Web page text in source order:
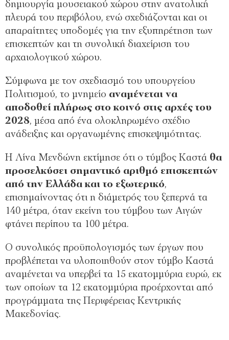
δημιουργία μουσειακού χώρου στην ανατολική
πλευρά του περιβόλου, ενώ σχεδιάζονται και οι
απαραίτητες υποδομές για την εξυπηρέτηση των
επισκεπτών και τη συνολική διαχείριση του
αρχαιολογικού χώρου.
Σύμφωνα με τον σχεδιασμό του υπουργείου
Πολιτισμού, το μνημείο αναμένεται να
αποδοθεί πλήρως στο κοινό στις αρχές του
2028, μέσα από ένα ολοκληρωμένο σχέδιο
ανάδειξης και οργανωμένης επισκεψιμότητας.
Η Λίνα Μενδώνη εκτίμησε ότι ο τύμβος Καστά θα
προσελκύσει σημαντικό αριθμό επισκεπτών
από την Ελλάδα και το εξωτερικό,
επισημαίνοντας ότι η διάμετρός του ξεπερνά τα
140 μέτρα, όταν εκείνη του τύμβου των Αιγών
φτάνει περίπου τα 100 μέτρα.
Ο συνολικός προϋπολογισμός των έργων που
προβλέπεται να υλοποιηθούν στον τύμβο Καστά
αναμένεται να υπερβεί τα 15 εκατομμύρια ευρώ, εκ
των οποίων τα 12 εκατομμύρια προέρχονται από
προγράμματα της Περιφέρειας Κεντρικής
Μακεδονίας.